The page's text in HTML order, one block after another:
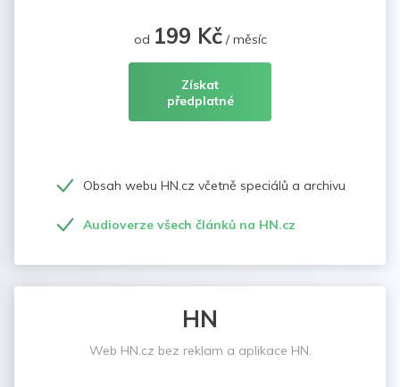
od 199 Kč/ měsíc
Získat
předplatné
Obsah webu HN.cz včetně speciálů a archivu
Audioverze všech článků na HN.cz
HN
Web HN.cz bez reklam a aplikace HN.